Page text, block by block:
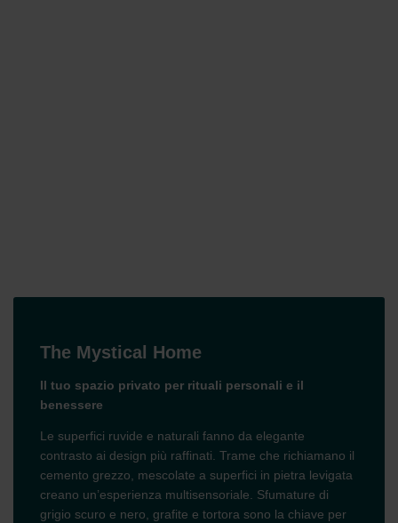
The Mystical Home
Il tuo spazio privato per rituali personali e il
benessere
Le superfici ruvide e naturali fanno da elegante
contrasto ai design più raffinati. Trame che richiamano il
cemento grezzo, mescolate a superfici in pietra levigata
creano un’esperienza multisensoriale. Sfumature di
grigio scuro e nero, grafite e tortora sono la chiave per